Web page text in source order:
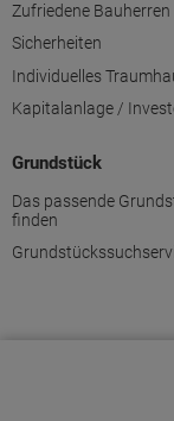
Zufriedene Bauherren
Sicherheiten
Individuelles
Kapitalanlage /
Grundstück
Das passende
finden
Massivhaus